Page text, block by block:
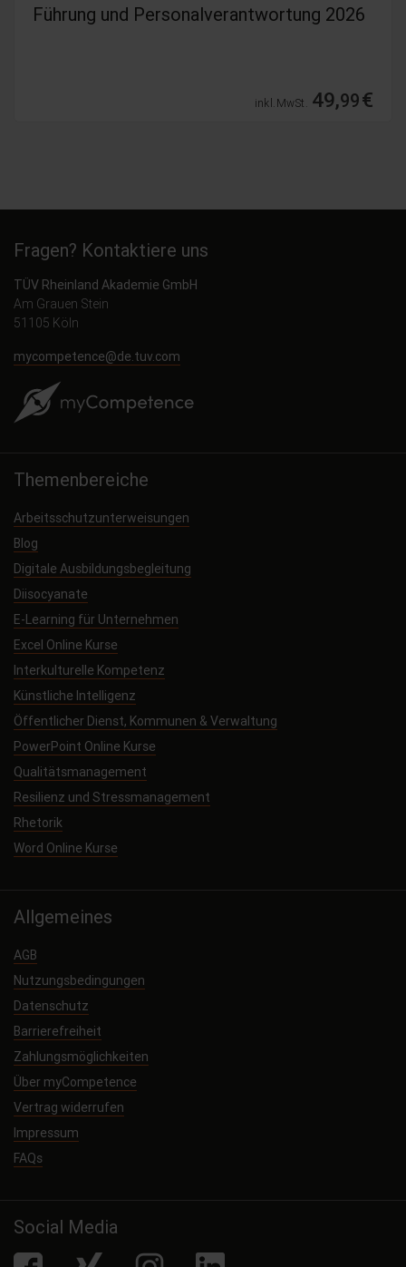
Teamführung - zusammen Erfolge
inkl. MwSt. 104,99
Fragen? Kontaktiere uns
TÜV Rheinland Akademie GmbH
Am Grauen Stein
51105 Köln
mycompetence@de.tuv.com
Themenbereiche
Arbeitsschutzunterweisungen
Blog
Digitale Ausbildungsbegleitung
Diisocyanate
E-Learning für Unternehmen
Excel Online Kurse
Interkulturelle Kompetenz
Künstliche Intelligenz
Öffentlicher Dienst, Kommunen & Verwaltung
PowerPoint Online Kurse
Qualitätsmanagement
Resilienz und Stressmanagement
Rhetorik
Word Online Kurse
Allgemeines
AGB
Nutzungsbedingungen
Datenschutz
Barrierefreiheit
Zahlungsmöglichkeiten
Über myCompetence
Vertrag widerrufen
Impressum
FAQs
Social Media
facebook Xing Instagram LinkedIn